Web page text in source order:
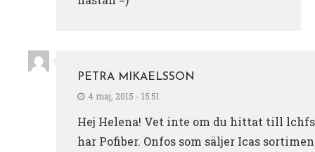
PETRA MIKAELSSON
4 maj, 2015 - 15:51
Hej Helena! Vet inte om du hittat till
har Pofiber. Onfos som säljer Icas